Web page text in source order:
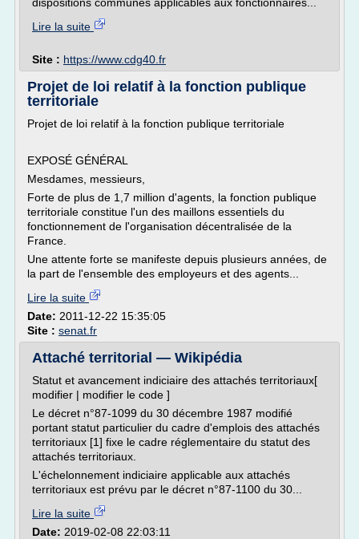
Lire la suite
Site : https://www.cdg40.fr
Projet de loi relatif à la fonction publique
territoriale
Projet de loi relatif à la fonction publique territoriale
EXPOSÉ GÉNÉRAL
Mesdames, messieurs,
Forte de plus de 1,7 million d'agents, la fonction publique
territoriale constitue l'un des maillons essentiels du
fonctionnement de l'organisation décentralisée de la
France.
Une attente forte se manifeste depuis plusieurs années, de
la part de l'ensemble des employeurs et des agents...
Lire la suite
Date: 2011-12-22 15:35:05
Site : senat.fr
Attaché territorial — Wikipédia
Statut et avancement indiciaire des attachés territoriaux[
modifier | modifier le code ]
Le décret n°87-1099 du 30 décembre 1987 modifié
portant statut particulier du cadre d'emplois des attachés
territoriaux [1] fixe le cadre réglementaire du statut des
attachés territoriaux.
L'échelonnement indiciaire applicable aux attachés
territoriaux est prévu par le décret n°87-1100 du 30...
Lire la suite
Date: 2019-02-08 22:03:11